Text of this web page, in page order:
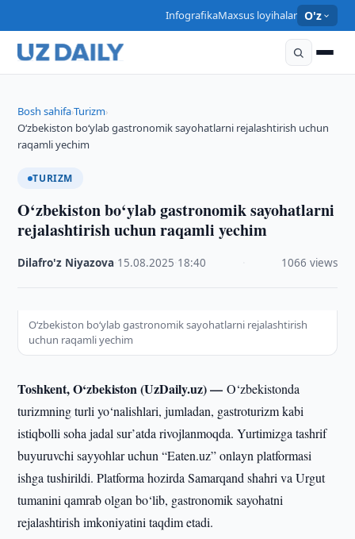
InfografikaMaxsus loyihalar O'z
Bosh sahifa›Turizm›
O‘zbekiston bo‘ylab gastronomik sayohatlarni rejalashtirish uchun
raqamli yechim
TURIZM
O‘zbekiston bo‘ylab gastronomik sayohatlarni
rejalashtirish uchun raqamli yechim
Dilafro'z Niyazova 15.08.2025 18:40 1066 views
O‘zbekiston bo‘ylab gastronomik sayohatlarni rejalashtirish
uchun raqamli yechim
Toshkent, O‘zbekiston (UzDaily.uz) —O‘zbekistonda
turizmning turli yo‘nalishlari, jumladan, gastroturizm kabi
istiqbolli soha jadal sur’atda rivojlanmoqda. Yurtimizga tashrif
buyuruvchi sayyohlar uchun “Eaten.uz” onlayn platformasi
ishga tushirildi. Platforma hozirda Samarqand shahri va Urgut
tumanini qamrab olgan bo‘lib, gastronomik sayohatni
rejalashtirish imkoniyatini taqdim etadi.